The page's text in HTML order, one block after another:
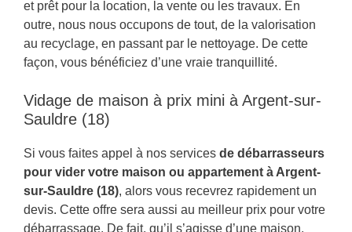
et prêt pour la location, la vente ou les travaux. En
outre, nous nous occupons de tout, de la valorisation
au recyclage, en passant par le nettoyage. De cette
façon, vous bénéficiez d’une vraie tranquillité.
Vidage de maison à prix mini à Argent-sur-
Sauldre (18)
Si vous faites appel à nos services de débarrasseurs
pour vider votre maison ou appartement à Argent-
sur-Sauldre (18), alors vous recevrez rapidement un
devis. Cette offre sera aussi au meilleur prix pour votre
débarrassage. De fait, qu’il s’agisse d’une maison,